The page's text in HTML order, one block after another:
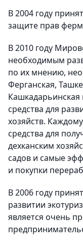
В 2004 году
защите прав
В 2010 году
необходимым
по их мнению,
Ферганская,
Кашкадарьинская
средства для
хозяйств.
средства для
дехканским
садов и самые
и покупки
В 2006 году
развитии
является очень